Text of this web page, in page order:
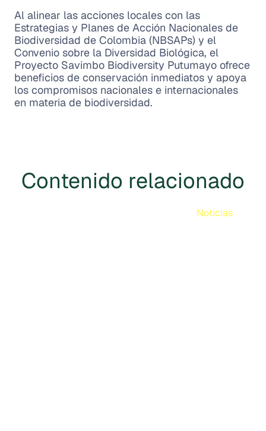
Al alinear las acciones locales con las
Estrategias y Planes de Acción Nacionales de
Biodiversidad de Colombia (NBSAPs) y el
Convenio sobre la Diversidad Biológica, el
Proyecto Savimbo Biodiversity Putumayo ofrece
beneficios de conservación inmediatos y apoya
los compromisos nacionales e internacionales
en materia de biodiversidad.
Contenido relacionado
Noticias